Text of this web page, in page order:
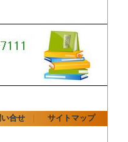
合せ サイトマップ